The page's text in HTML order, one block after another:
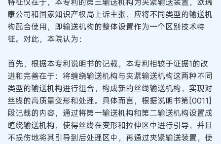
康公司和国家知识产权局上诉主张，应将不同类型的输送机
构配合使用，即输送机构的整体设置作为一个区别技术特
征。对此，本院认为：
首先，根据本专利说明书的记载，本专利相较于证据1的改
进和完善在于：将缠绕输送机构与夹紧输送机构这两种不同
类型的输送机构进行组合，构成新的丝线输送机构，实现对
丝线的高质量变形和处理。具体而言，根据说明书第[0011]
段记载的内容，通过将第一输送机构和第二输送机构设置成
缠绕输送机构，使得丝线在变形和拉伸区中进行引导，并且
不损伤地将其引导到后处理区中，再通过夹紧输送装置，使